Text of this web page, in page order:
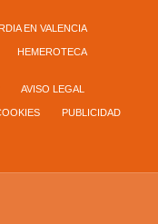
EN VALENCIA
HEMEROTECA
AVISO LEGAL
PUBLICIDAD